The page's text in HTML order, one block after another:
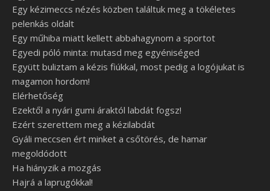
Egy kézimeccs nézés közben találtuk meg a tökéletes
pelenkás oldalt
Egy műhiba miatt kellett abbahagynom a sportot
Egyedi póló minta: mutasd meg egyéniséged
Együtt buliztam a kézis fiúkkal, most pedig a logójukat is
magamon hordom!
Elérhetőség
Ezektől a nyári gumi áraktól labdát fogsz!
Ezért szerettem meg a kézilabdát
Gyáli meccsen ért minket a csőtörés, de hamar
megoldódott
Ha hiányzik a mozgás
Hajrá a laprugókkal!